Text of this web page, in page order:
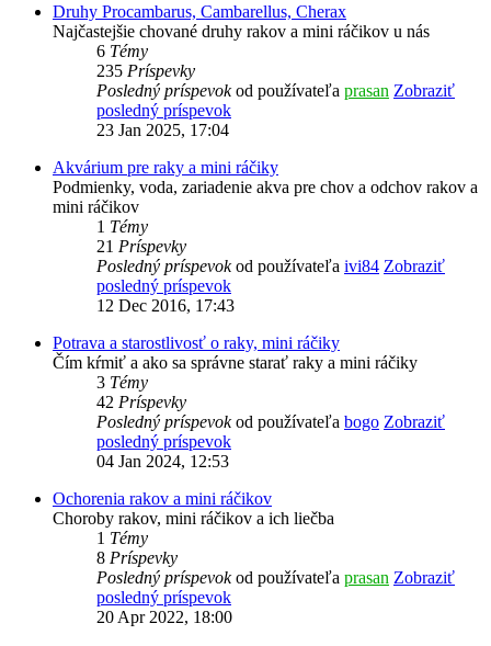
Druhy Procambarus, Cambarellus, Cherax
Najčastejšie chované druhy rakov a mini ráčikov u nás
6 Témy
235 Príspevky
Posledný príspevokod používateľa prasan Zobraziť
posledný príspevok
23 Jan 2025, 17:04
Akvárium pre raky a mini ráčiky
Podmienky, voda, zariadenie akva pre chov a odchov rakov a
mini ráčikov
1 Témy
21 Príspevky
Posledný príspevokod používateľa ivi84 Zobraziť
posledný príspevok
12 Dec 2016, 17:43
Potrava a starostlivosť o raky, mini ráčiky
Čím kŕmiť a ako sa správne starať raky a mini ráčiky
3 Témy
42 Príspevky
Posledný príspevokod používateľa bogo Zobraziť
posledný príspevok
04 Jan 2024, 12:53
Ochorenia rakov a mini ráčikov
Choroby rakov, mini ráčikov a ich liečba
1 Témy
8 Príspevky
Posledný príspevokod používateľa prasan Zobraziť
posledný príspevok
20 Apr 2022, 18:00